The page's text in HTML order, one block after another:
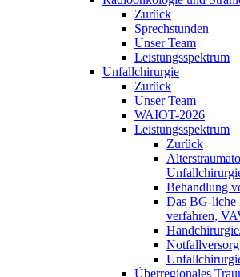
Zurück
Sprechstunden
Unser Team
Leistungsspektrum
Unfallchirurgie
Zurück
Unser Team
WAIOT-2026
Leistungsspektrum
Zurück
Behandlung
Das BG-liche
verfahren,
Überregionales